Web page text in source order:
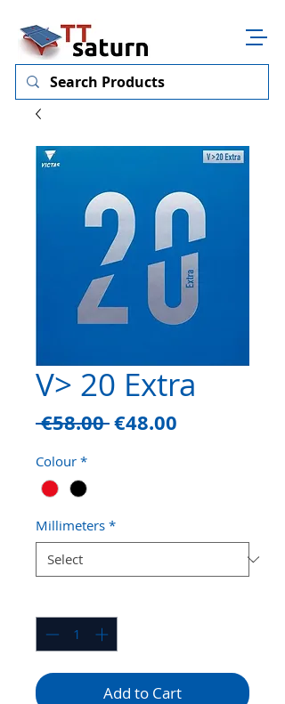
V> 20 Extra
€58.00 Regular
€48.00
Colour *
Millimeters *
Add to Cart